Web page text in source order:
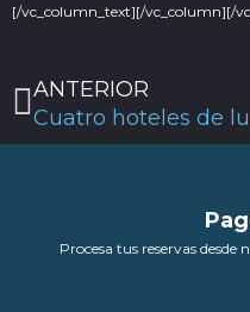
[/vc_column_text][/vc_column][/
Ant
ANTERIOR
Procesa tus reservas desde